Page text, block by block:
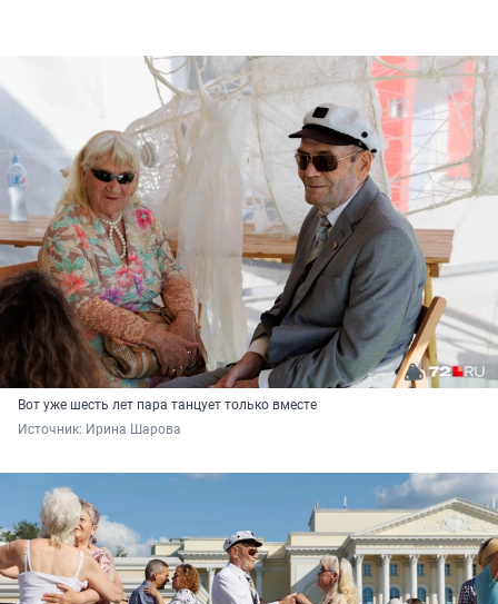
Вот уже шесть лет пара танцует только вместе
Источник: Ирина Шарова